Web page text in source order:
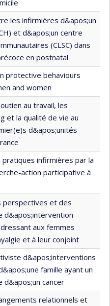
les infirmières d&apos;un
et d&apos;un centre
(CLSC) dans
en postnatal
protective behaviours
and women
au travail, les
et la qualité de vie au
d&apos;unités
pratiques infirmières par la
action participative à
perspectives et des
d&apos;intervention
aux femmes
et à leur conjoint
d&apos;interventions
famille ayant un
d&apos;un cancer
relationnels et